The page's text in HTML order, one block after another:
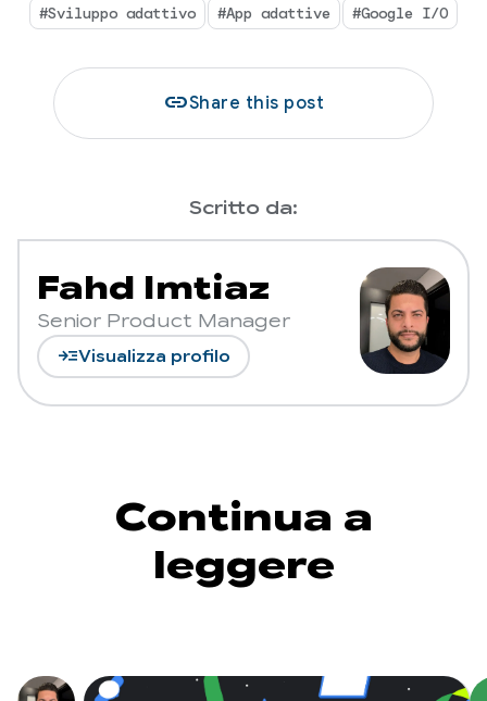
#Sviluppo adattivo #App adattive #Google I/O
linkShare this post
Scritto da:
Fahd Imtiaz
Senior Product Manager
read_moreVisualizza profilo
Continua a
leggere